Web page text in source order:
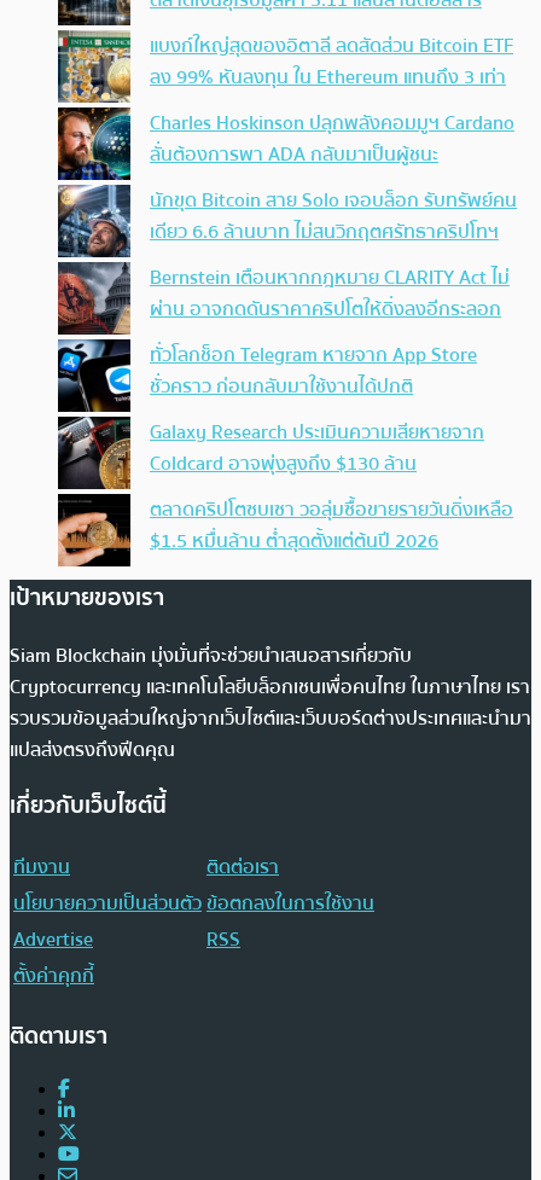
แบงก์ใหญ่สุดของอิตาลี ลดสัดส่วน Bitcoin ETF
ลง 99% หันลงทุน ใน Ethereum แทนถึง 3 เท่า
Charles Hoskinson ปลุกพลังคอมมูฯ Cardano
ลั่นต้องการพา ADA กลับมาเป็นผู้ชนะ
นักขุด Bitcoin สาย Solo เจอบล็อก รับทรัพย์คน
เดียว 6.6 ล้านบาท ไม่สนวิกฤตศรัทธาคริปโทฯ
Bernstein เตือนหากกฎหมาย CLARITY Act ไม่
ผ่าน อาจกดดันราคาคริปโตให้ดิ่งลงอีกระลอก
ทั่วโลกช็อก Telegram หายจาก App Store
ชั่วคราว ก่อนกลับมาใช้งานได้ปกติ
Galaxy Research ประเมินความเสียหายจาก
Coldcard อาจพุ่งสูงถึง $130 ล้าน
ตลาดคริปโตซบเซา วอลุ่มซื้อขายรายวันดิ่งเหลือ
$1.5 หมื่นล้าน ต่ำสุดตั้งแต่ต้นปี 2026
เป้าหมายของเรา
Siam Blockchain มุ่งมั่นที่จะช่วยนำเสนอสารเกี่ยวกับ
Cryptocurrency และเทคโนโลยีบล็อกเชนเพื่อคนไทย ในภาษาไทย เรา
รวบรวมข้อมูลส่วนใหญ่จากเว็บไซต์และเว็บบอร์ดต่างประเทศและนำมา
แปลส่งตรงถึงฟีดคุณ
เกี่ยวกับเว็บไซต์นี้
ทีมงาน
ติดต่อเรา
นโยบายความเป็นส่วนตัวข้อตกลงในการใช้งาน
Advertise
RSS
ตั้งค่าคุกกี้
ติดตามเรา